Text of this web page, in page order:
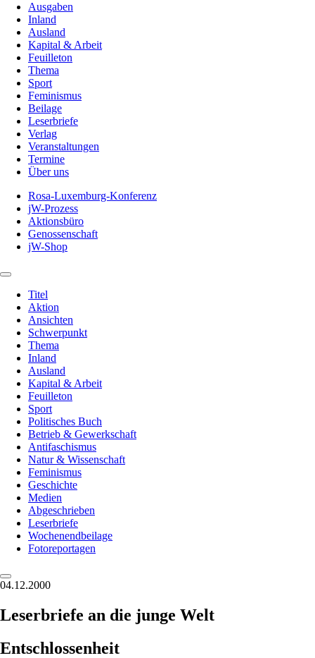
Ausgaben
Inland
Ausland
Kapital & Arbeit
Feuilleton
Thema
Sport
Feminismus
Beilage
Leserbriefe
Verlag
Veranstaltungen
Termine
Über uns
Rosa-Luxemburg-Konferenz
jW-Prozess
Aktionsbüro
Genossenschaft
jW-Shop
Titel
Aktion
Ansichten
Schwerpunkt
Thema
Inland
Ausland
Kapital & Arbeit
Feuilleton
Sport
Politisches Buch
Betrieb & Gewerkschaft
Antifaschismus
Natur & Wissenschaft
Feminismus
Geschichte
Medien
Abgeschrieben
Leserbriefe
Wochenendbeilage
Fotoreportagen
04.12.2000
Leserbriefe an die junge Welt
Entschlossenheit